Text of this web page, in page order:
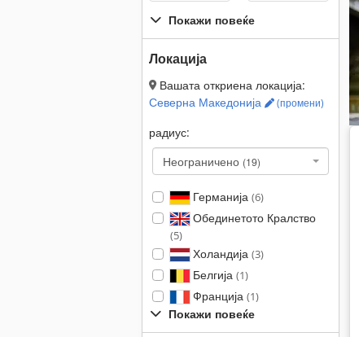
Покажи повеќе
Локација
Вашата откриена локација:
Северна Македонија
(промени)
радиус:
Неограничено (19)
Германија (6)
Обединетото Кралство
(5)
Холандија (3)
Белгија (1)
Франција (1)
Покажи повеќе